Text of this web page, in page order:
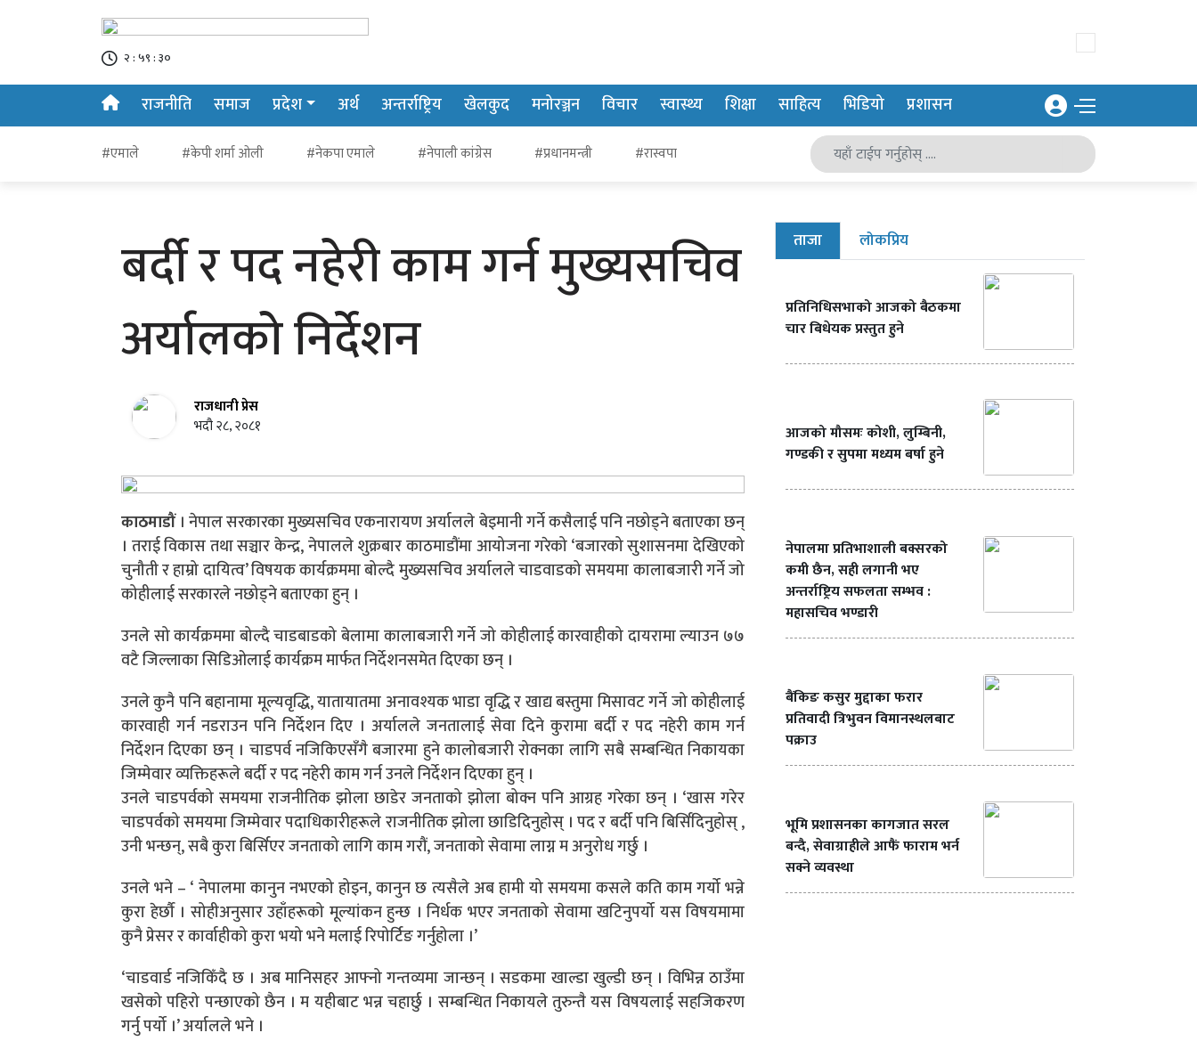
२ : ५९ : ३१
राजनीति समाज प्रदेश अर्थ अन्तर्राष्ट्रिय खेलकुद मनोरञ्जन विचार स्वास्थ्य शिक्षा साहित्य भिडियो प्रशासन
#एमाले #केपी शर्मा ओली #नेकपा एमाले #नेपाली कांग्रेस #प्रधानमन्त्री #रास्वपा
बर्दी र पद नहेरी काम गर्न मुख्यसचिव
अर्यालको निर्देशन
राजधानी प्रेस
भदौ २८, २०८१
काठमाडौं । नेपाल सरकारका मुख्यसचिव एकनारायण अर्याललेबेइमानीगर्ने कसैलाई पनि नछोड्ने बताएका छन्
। तराई विकास तथा सञ्चार केन्द्र, नेपालले शुक्रबार काठमाडौंमा आयोजना गरेको ‘बजारको सुशासनमा देखिएको
चुनौती र हाम्रो दायित्व’ विषयक कार्यक्रममा बोल्दै मुख्यसचिव अर्याललेचाडवाडकोसमयमा कालाबजारी गर्ने जो
कोहीलाईसरकारले नछोड्ने बताएका हुन् ।
उनले सो कार्यक्रममा बोल्दै चाडबाडको बेलामा कालाबजारी गर्ने जोकोहीलाईकारवाहीकोदायरामा ल्याउन ७७
वटै जिल्लाकासिडिओलाईकार्यक्रम मार्फत निर्देशनसमेत दिएका छन् ।
उनले कुनैपनिबहानामामूल्यवृद्धि,यातायातमा अनावश्यक भाडावृद्धिर खाद्य बस्तुमा मिसावट गर्ने जोकोहीलाई
कारवाही गर्न नडराउनपनि निर्देशन दिए । अर्यालले जनतालाई सेवा दिने कुरामा बर्दी र पद नहेरी काम गर्न
निर्देशन दिएका छन् । चाडपर्व नजिकिएसँगै बजारमा हुने कालोबजारी रोक्नका लागि सबै सम्बन्धित निकायका
जिम्मेवार व्यक्तिहरूले बर्दी र पद नहेरी काम गर्न उनले निर्देशन दिएका हुन् ।
उनले चाडपर्वको समयमा राजनीतिक झोला छाडेर जनताको झोला बोक्न पनि आग्रह गरेका छन् । ‘खास गरेर
चाडपर्वको समयमा जिम्मेवार पदाधिकारीहरूले राजनीतिक झोला छाडिदिनुहोस् । पद र बर्दी पनिबिर्सिदिनुहोस् ,
उनी भन्छन्, सबै कुरा बिर्सिएर जनताको लागि कामगरौं,जनताको सेवामा लाग्न म अनुरोध गर्छु ।
उनले भने – ‘ नेपालमा कानुन नभएको होइन, कानुन छ त्यसैले अब हामी यो समयमा कसले कति काम गर्यो भन्ने
कुरा हेर्छौ । सोहीअनुसार उहाँहरूको मूल्यांकनहुन्छ । निर्धक भएर जनताको सेवामाखटिनुपर्यो यस विषयमामा
कुनै प्रेसर रकार्वाहीकोकुरा भयो भने मलाईरिपोर्टिङगर्नुहोला ।’
‘चाडवार्डनजिकिँदै छ । अबमानिसहर आफ्नो गन्तव्यमा जान्छन् । सडकमा खाल्डाखुल्डी छन् । विभिन्न ठाउँमा
खसेको पहिरो पन्छाएको छैन । म यहीबाटभन्नचहार्छु । सम्बन्धित निकायले तुरुन्तै यस विषयलाई सहजिकरण
गर्नु पर्यो ।’ अर्यालले भने ।
ताजा लोकप्रिय
प्रतिनिधिसभाको आजको बैठकमा
चार बिधेयक प्रस्तुत हुने
आजको मौसमः कोशी, लुम्बिनी,
गण्डकी र सुपमा मध्यम बर्षा हुने
नेपालमा प्रतिभाशाली बक्सरको
कमी छैन, सही लगानी भए
अन्तर्राष्ट्रिय सफलता सम्भव :
महासचिव भण्डारी
बैंकिङ कसुर मुद्दाका फरार
प्रतिवादी त्रिभुवन विमानस्थलबाट
पक्राउ
भूमि प्रशासनका कागजात सरल
बन्दै, सेवाग्राहीले आफैं फाराम भर्न
सक्ने व्यवस्था